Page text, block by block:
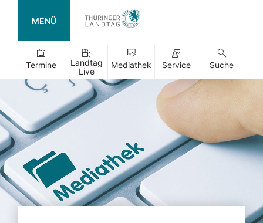
MENÜ
Termine
Landtag
Live
Mediathek Service Suche